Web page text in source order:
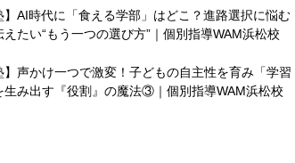
】AI時代に「食える学部」はどこ？進路選択に悩む
たい“もう一つの選び方”｜個別指導WAM浜松校
】声かけ一つで激変！子どもの自主性を育み「学習
生み出す『役割』の魔法③｜個別指導WAM浜松校